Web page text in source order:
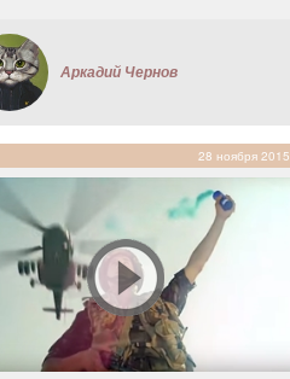
Аркадий Чернов
28 ноября 2015